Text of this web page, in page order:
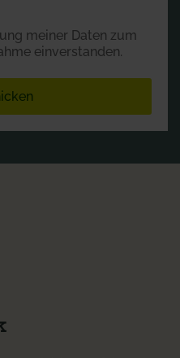
meiner Daten zum
einverstanden.